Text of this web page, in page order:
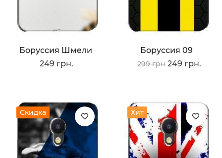
Боруссия Шмели
249 грн.
Боруссия 09
299 грн 249 грн.
Скидка Хит